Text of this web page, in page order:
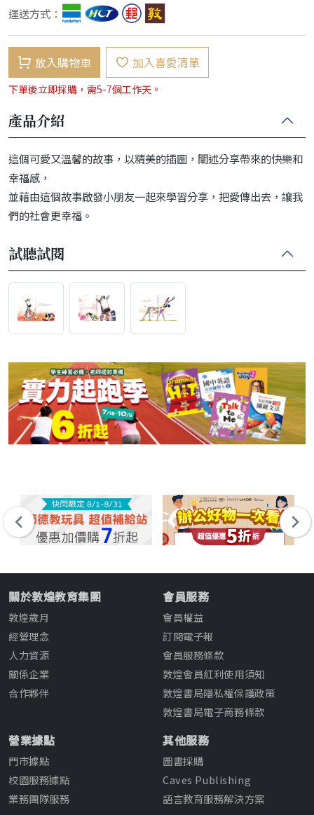
運送方式：
放入購物車 加入喜愛清單
下單後立即採購，需5-7個工作天。
產品介紹
這個可愛又溫馨的故事，以精美的插圖，闡述分享帶來的快樂和
幸福感，
並藉由這個故事啟發小朋友一起來學習分享，把愛傳出去，讓我
們的社會更幸福。
試聽試閱
關於敦煌教育集團
敦煌歲月
經營理念
人力資源
關係企業
合作夥伴
會員服務
會員權益
訂閱電子報
會員服務條款
敦煌會員紅利使用須知
敦煌書局隱私權保護政策
敦煌書局電子商務條款
營業據點
門市據點
校園服務據點
業務團隊服務
其他服務
圖書採購
Caves Publishing
語言教育服務解決方案